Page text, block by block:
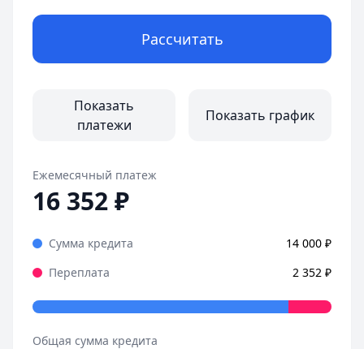
Рассчитать
Показать
платежи
Показать график
Ежемесячный платеж
16 352₽
Сумма кредита 14 000 ₽
Переплата
2 352 ₽
Общая сумма кредита